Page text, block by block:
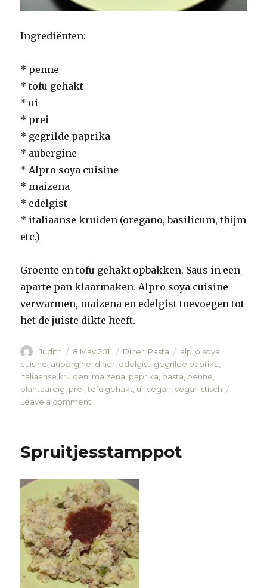
Ingrediënten:
* penne
* tofu gehakt
* ui
* prei
* gegrilde paprika
* aubergine
* Alpro soya cuisine
* maizena
* edelgist
* italiaanse kruiden (oregano, basilicum, thijm
etc.)
Groente en tofu gehakt opbakken. Saus in een
aparte pan klaarmaken. Alpro soya cuisine
verwarmen, maizena en edelgist toevoegen tot
het de juiste dikte heeft.
Author
Judith
Posted
on
8 May 2011 Categories
Diner Pasta Tags
alpro soya
cuisine aubergine diner edelgist gegrilde paprika
italiaanse kruiden maizena paprika pasta penne
plantaardig prei ,tofu gehakt ui ,vegan ,veganistisch
Leave a comment
paprika
Spruitjesstamppot